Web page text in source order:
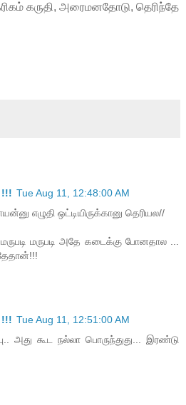
கருதி, அரைமனதோடு, தெரிந்தே
Tue Aug 11, 12:48:00 AM
எழுதி ஒட்டியிருக்கானு தெரியல//
மருபடி அதே கடைக்கு போனதால ...
Tue Aug 11, 12:51:00 AM
அது கூட நல்லா பொருந்துது... இரண்டு